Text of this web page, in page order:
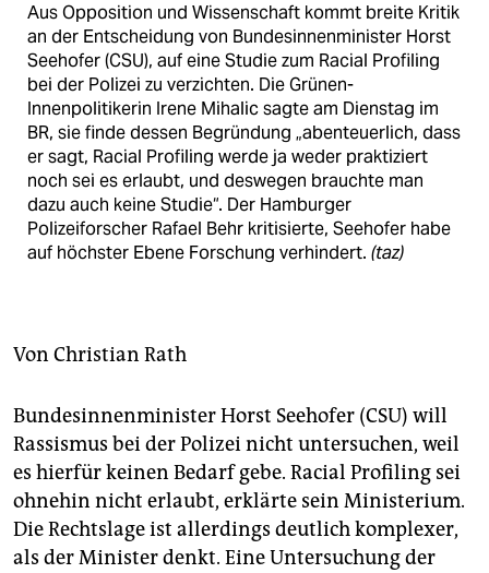
wahrheit
verlag
verlag
veranstaltungen
shop
fragen & hilfe
abo
epaper login
Aus Opposition und Wissenschaft kommt breite Kritik
an der Entscheidung von Bundesinnenminister Horst
Seehofer (CSU), auf eine Studie zum Racial Profiling
bei der Polizei zu verzichten. Die Grünen-
Innenpolitikerin Irene Mihalic sagte am Dienstag im
BR, sie finde dessen Begründung „aben­teuerlich, dass
er sagt, Racial Profiling werde ja weder praktiziert
noch sei es erlaubt, und deswegen brauchte man
dazu auch keine Studie“. Der Hamburger
Polizeiforscher Rafael Behr kritisierte, Seehofer habe
auf höchster Ebene Forschung verhindert. (taz)
Von Christian Rath
Bundesinnenminister Horst Seehofer (CSU) will
Rassismus bei der Polizei nicht untersuchen, weil
es hierfür keinen Bedarf gebe. Racial Profiling sei
ohnehin nicht erlaubt, erklärte sein Ministerium.
Die Rechtslage ist allerdings deutlich komplexer,
als der Minister denkt. Eine Untersuchung der